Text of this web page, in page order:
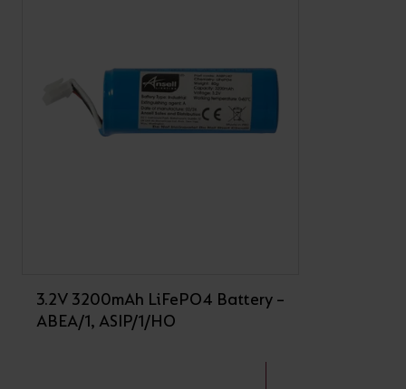
3.2V 3200mAh LiFePO4 Battery –
ABEA/1, ASIP/1/HO